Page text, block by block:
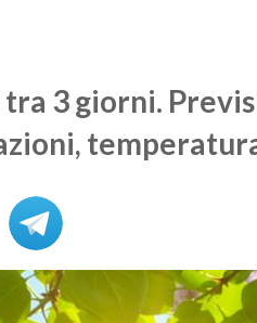
3 giorni.